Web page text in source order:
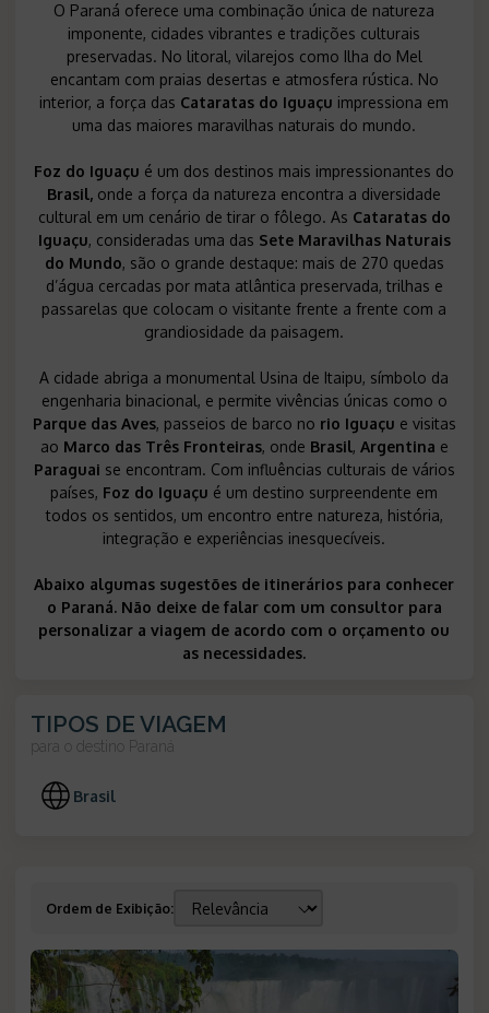
O Paraná oferece uma combinação única de natureza
imponente, cidades vibrantes e tradições culturais
preservadas. No litoral, vilarejos como Ilha do Mel
encantam com praias desertas e atmosfera rústica. No
interior, a força das Cataratas do Iguaçu impressiona em
uma das maiores maravilhas naturais do mundo.
Foz do Iguaçu é um dos destinos mais impressionantes do
Brasil, onde a força da natureza encontra a diversidade
cultural em um cenário de tirar o fôlego. As Cataratas do
Iguaçu, consideradas uma das Sete Maravilhas Naturais
do Mundo, são o grande destaque: mais de 270 quedas
d’água cercadas por mata atlântica preservada, trilhas e
passarelas que colocam o visitante frente a frente com a
grandiosidade da paisagem.
A cidade abriga a monumental Usina de Itaipu, símbolo da
engenharia binacional, e permite vivências únicas como o
Parque das Aves, passeios de barco no rio Iguaçu e visitas
ao Marco das Três Fronteiras, onde Brasil, Argentina e
Paraguai se encontram. Com influências culturais de vários
países, Foz do Iguaçu é um destino surpreendente em
todos os sentidos, um encontro entre natureza, história,
integração e experiências inesquecíveis.
Abaixo algumas sugestões de itinerários para conhecer
o Paraná. Não deixe de falar com um consultor para
personalizar a viagem de acordo com o orçamento ou
as necessidades.
TIPOS DE VIAGEM
para o destino Paraná
Brasil
Ordem de Exibição: